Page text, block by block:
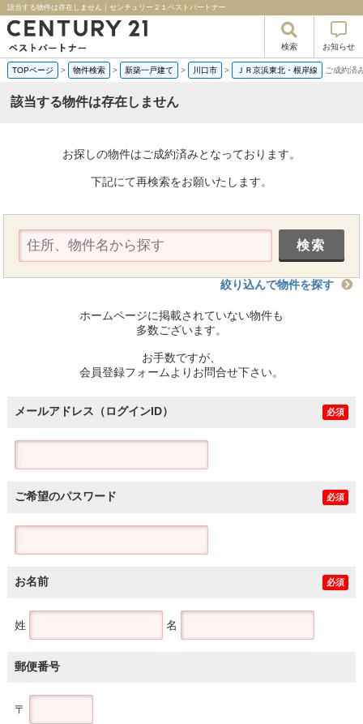
該当する物件は存在しません｜センチュリー２１ベストパートナー
検索 お知らせ
TOPページ > 物件検索 > 新築一戸建て > 川口市 > ＪＲ京浜東北・根岸線 ご成約済
該当する物件は存在しません
お探しの物件はご成約済みとなっております。
下記にて再検索をお願いたします。
絞り込んで物件を探す
ホームページに掲載されていない物件も
多数ございます。
お手数ですが、
会員登録フォームよりお問合せ下さい。
メールアドレス（ログインID） 必須
ご希望のパスワード 必須
お名前 必須
姓 名
郵便番号
〒